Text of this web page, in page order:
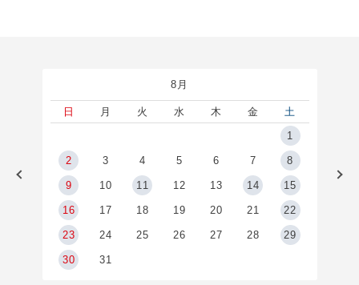
8月
日 月 火 水 木 金
土
1
2 3 4 5 6 7 8
9 10 11 12 13 14 15
16 17 18 19 20 21 22
23 24 25 26 27 28 29
30 31